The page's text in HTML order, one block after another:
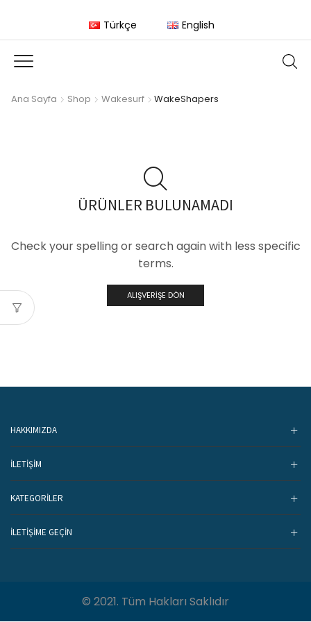
Türkçe English
Ana Sayfa Shop Wakesurf WakeShapers
ÜRÜNLER BULUNAMADI
Check your spelling or search again with less specific
terms.
ALIŞVERIŞE DÖN
HAKKIMIZDA
İLETİŞİM
KATEGORİLER
İLETIŞIME GEÇIN
© 2021. Tüm Hakları Saklıdır